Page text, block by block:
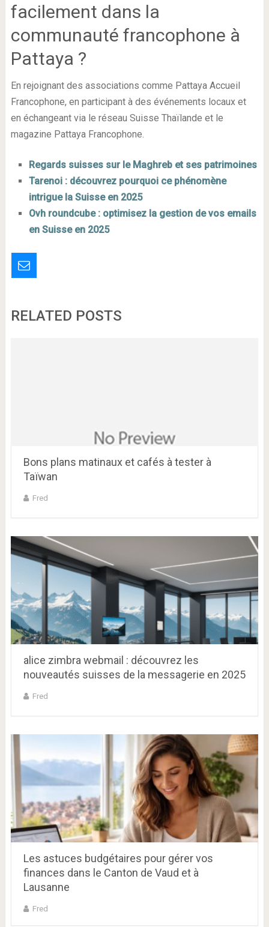
facilement dans la
communauté francophone à
Pattaya ?
En rejoignant des associations comme Pattaya Accueil
Francophone, en participant à des événements locaux et
en échangeant via le réseau Suisse Thaïlande et le
magazine Pattaya Francophone.
Regards suisses sur le Maghreb et ses patrimoines
Tarenoi : découvrez pourquoi ce phénomène
intrigue la Suisse en 2025
Ovh roundcube : optimisez la gestion de vos emails
en Suisse en 2025
RELATED POSTS
Bons plans matinaux et cafés à tester à
Taïwan
Fred
alice zimbra webmail : découvrez les
nouveautés suisses de la messagerie en 2025
Fred
Les astuces budgétaires pour gérer vos
finances dans le Canton de Vaud et à
Lausanne
Fred